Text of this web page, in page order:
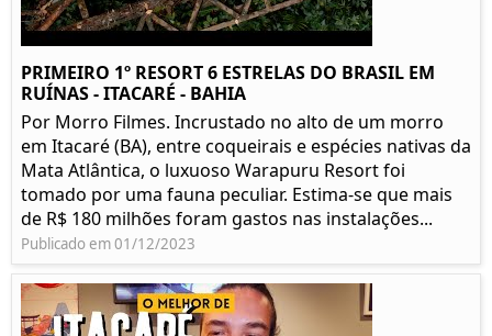
PRIMEIRO 1º RESORT 6 ESTRELAS DO BRASIL EM
RUÍNAS - ITACARÉ - BAHIA
Por Morro Filmes. Incrustado no alto de um morro
em Itacaré (BA), entre coqueirais e espécies nativas da
Mata Atlântica, o luxuoso Warapuru Resort foi
tomado por uma fauna peculiar. Estima-se que mais
de R$ 180 milhões foram gastos nas instalações...
Publicado em 01/12/2023